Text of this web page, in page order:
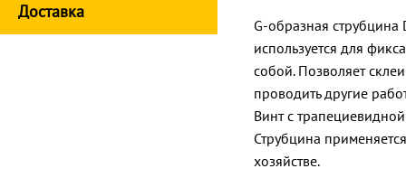
Доставка
G-образная
используется для
собой. Позволяет
проводить другие
Винт с
Струбцина
хозяйстве.